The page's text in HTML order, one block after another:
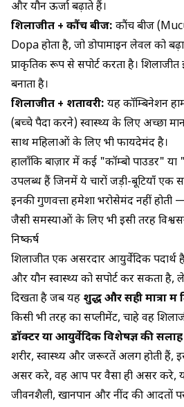
और यौन ऊर्जा बढ़ाते हैं।
शिलाजीत + कौंच बीज: कौंच बीज
Dopa होता है, जो डोपामाइन लेवल को
प्राकृतिक रूप से सपोर्ट करता है।
बनाता है।
शिलाजीत + शतावरी: यह कॉम्बिनेशन
(बच्चे पैदा करने) स्वास्थ्य के लिए अच्छा
साथ महिलाओं के लिए भी फायदेमंद है।
हालाँकि बाज़ार में कई "कॉम्बो पाउडर"
उपलब्ध हैं जिनमें ये चारों जड़ी-बूटियाँ एक
इनकी गुणवत्ता हमेशा भरोसेमंद नहीं होती
जैसी समस्याओं के लिए भी इसी तरह
निष्कर्ष
शिलाजीत एक असरदार आयुर्वेदिक पदार्थ
और यौन स्वास्थ्य को सपोर्ट कर सकता
दिखता है जब यह शुद्ध और सही मात्रा में
किसी भी तरह का सप्लीमेंट, चाहे वह
डॉक्टर या आयुर्वेदिक विशेषज्ञ की
शरीर, स्वास्थ्य और जरूरतें अलग होती हैं,
असर करे, वह आप पर वैसा ही असर करे,
जीवनशैली, खानपान और नींद की आदतों